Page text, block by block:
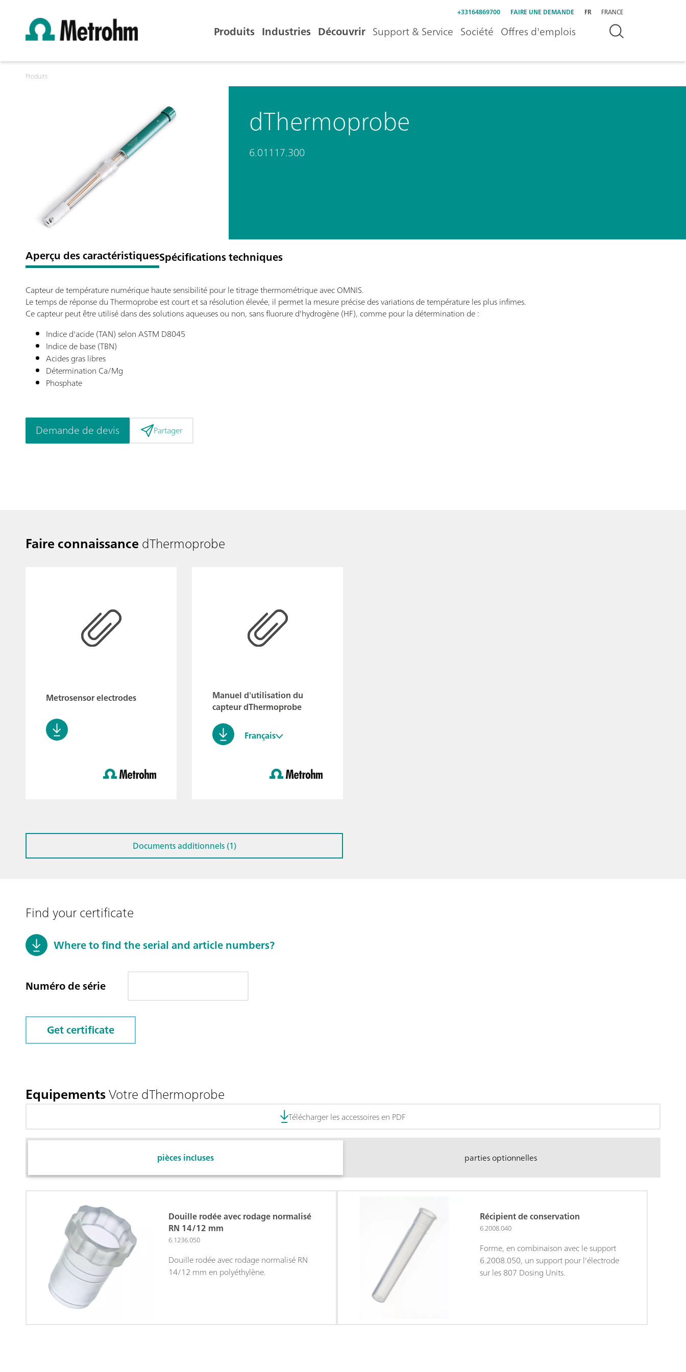
+33164869700 FAIRE UNE DEMANDE FR FRANCE
Produits Industries Découvrir Support & Service Société Offres d'emplois
Produits
dThermoprobe
6.01117.300
Aperçu des caractéristiquesSpécifications techniques
Capteur de température numérique haute sensibilité pour le titrage thermométrique avec OMNIS.
Le temps de réponse du Thermoprobe est court et sa résolution élevée, il permet la mesure précise des variations de température les plus infimes.
Ce capteur peut être utilisé dans des solutions aqueuses ou non, sans fluorure d'hydrogène (HF), comme pour la détermination de :
Indice d'acide (TAN) selon ASTM D8045
Indice de base (TBN)
Acides gras libres
Détermination Ca/Mg
Phosphate
Demande de devis Partager
Faire connaissancedThermoprobe
Metrosensor electrodes
Manuel d'utilisation du
capteur dThermoprobe
Français
Documents additionnels (1)
Find your certificate
Where to find the serial and article numbers?
Numéro de série
Get certificate
EquipementsVotre dThermoprobe
Télécharger les accessoires en PDF
pièces incluses parties optionnelles
Douille rodée avec rodage normalisé
RN 14/12 mm
6.1236.050
Douille rodée avec rodage normalisé RN
14/12 mm en polyéthylène.
Récipient de conservation
6.2008.040
Forme, en combinaison avec le support
6.2008.050, un support pour l'électrode
sur les 807 Dosing Units.